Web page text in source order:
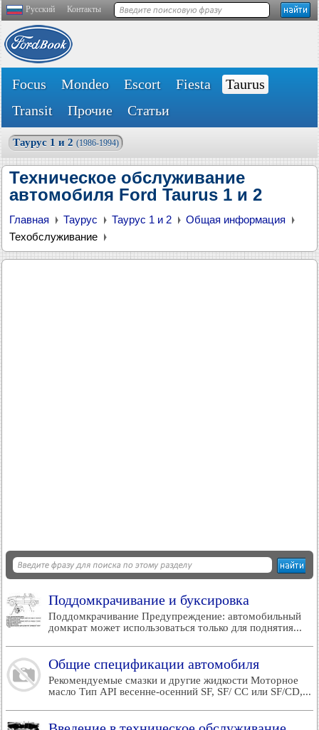
Русский Контакты
Focus Mondeo Escort Fiesta
Taurus
Transit
Прочие Статьи
Таурус 1 и 2 (1986-1994)
Техническое обслуживание
автомобиля Ford Taurus 1 и 2
Главная Таурус Таурус 1 и 2
Общая информация
Техобслуживание
Поддомкрачивание и буксировка
Поддомкрачивание Предупреждение: автомобильный
домкрат может использоваться только для поднятия...
Общие спецификации автомобиля
Рекомендуемые смазки и другие жидкости Моторное
масло Тип API весенне-осенний SF, SF/ СС или SF/CD,...